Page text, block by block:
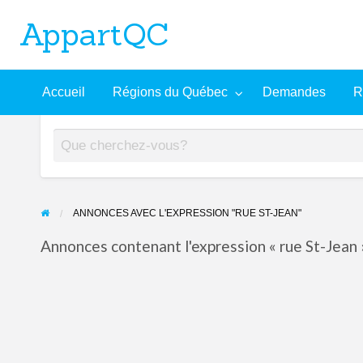
Recherche
Aide
À
AppartQC
Accueil Régions du Québec Demandes
ANNONCES AVEC L'EXPRESSION "RUE ST-JEAN"
Annonces contenant l'expression « rue St-Jean